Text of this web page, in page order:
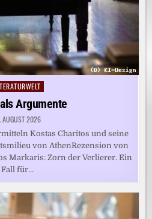
Argumente
AUGUST 2026
Kostas Charitos und seine
von AthenRezension von
Markaris: Zorn der Verlierer. Ein
Fall für…